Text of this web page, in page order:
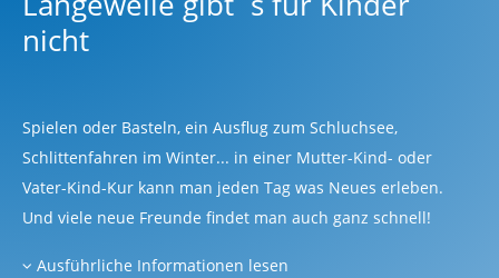
nicht
Spielen oder Basteln, ein Ausflug zum Schluchsee,
Schlittenfahren im Winter... in einer Mutter-Kind- oder
Vater-Kind-Kur kann man jeden Tag was Neues erleben.
Und viele neue Freunde findet man auch ganz schnell!
Ausführliche Informationen lesen